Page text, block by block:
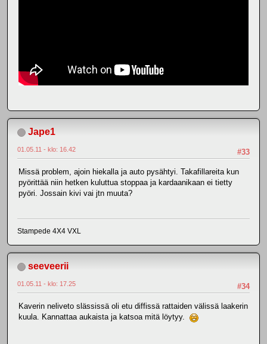
Jape1
#33
01.05.11 - klo: 16.42
Missä problem, ajoin hiekalla ja auto pysähtyi. Takafillareita kun
pyörittää niin hetken kuluttua stoppaa ja kardaanikaan ei tietty
pyöri. Jossain kivi vai jtn muuta?
Stampede 4X4 VXL
seeveerii
#34
01.05.11 - klo: 17.25
Kaverin neliveto slässissä oli etu diffissä rattaiden välissä laakerin
kuula. Kannattaa aukaista ja katsoa mitä löytyy.